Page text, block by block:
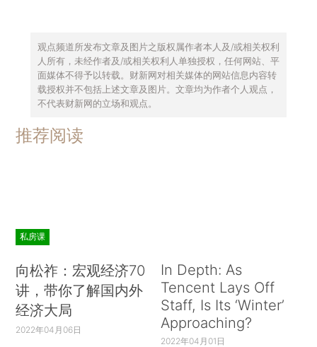
观点频道所发布文章及图片之版权属作者本人及/或相关权利
人所有，未经作者及/或相关权利人单独授权，任何网站、平
面媒体不得予以转载。财新网对相关媒体的网站信息内容转
载授权并不包括上述文章及图片。文章均为作者个人观点，
不代表财新网的立场和观点。
推荐阅读
私房课
向松祚：宏观经济70
讲，带你了解国内外
经济大局
2022年04月06日
In Depth: As
Tencent Lays Off
Staff, Is Its ‘Winter’
Approaching?
2022年04月01日